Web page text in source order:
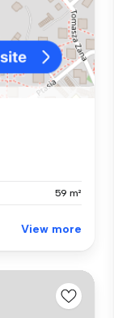
59 m²
View more